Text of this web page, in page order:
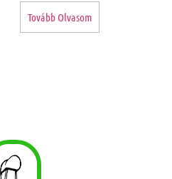
Tovább Olvasom